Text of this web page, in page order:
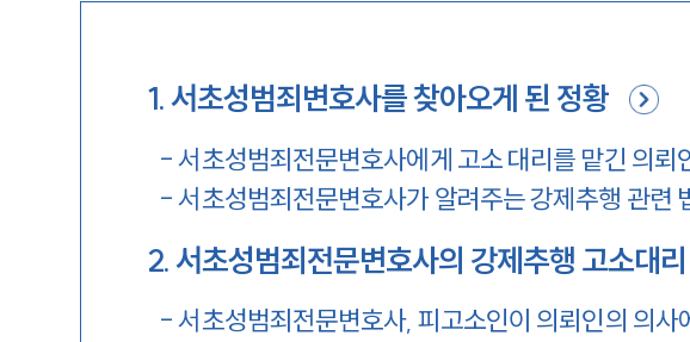
1.서초성범죄변호사를 찾아오게 된 정황
-서초성범죄전문변호사에게 고소 대리를 맡긴 의뢰
-서초성범죄전문변호사가 알려주는 강제추행 관련
2.서초성범죄전문변호사의 강제추행 고소대
-서초성범죄전문변호사, 피고소인이 의뢰인의 의사